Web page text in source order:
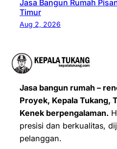
Jasa Bangun Rumah
Timur
Aug 2, 2026
Jasa bangun rumah –
Proyek, Kepala Tukang,
Kenek berpengalaman.
presisi dan berkualitas,
pelanggan.